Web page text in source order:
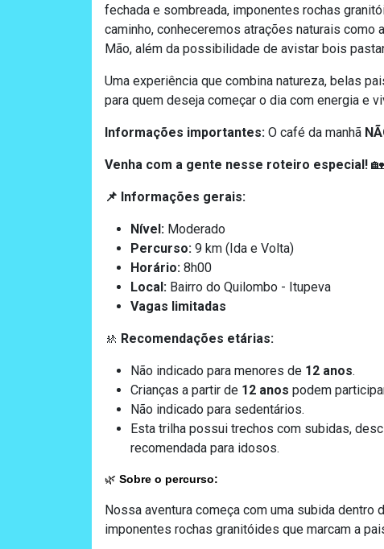
fechada e sombreada, imponentes rochas
caminho, conheceremos atrações naturais como
Mão, além da possibilidade de avistar bois
Uma experiência que combina natureza, belas
para quem deseja começar o dia com energia e
Informações importantes: O café da manhã
Venha com a gente nesse roteiro especial! 🏡
📌 Informações gerais:
Nível: Moderado
Percurso: 9 km (Ida e Volta)
Horário: 8h00
Local: Bairro do Quilombo - Itupeva
Vagas limitadas
🚸 Recomendações etárias:
Não indicado para menores de 12 anos.
Crianças a partir de 12 anos podem
Não indicado para sedentários.
Esta trilha possui trechos com subidas,
recomendada para idosos.
🌿 Sobre o percurso:
Nossa aventura começa com uma subida
imponentes rochas granitóides que marcam a